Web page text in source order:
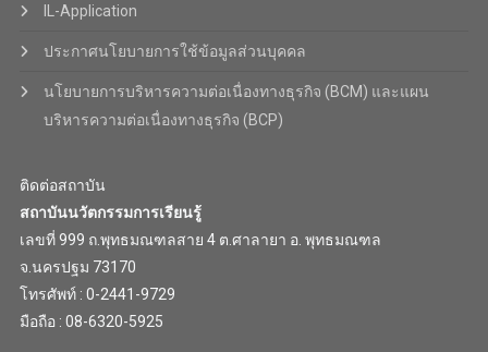
IL-Application
ประกาศนโยบายการใช้ข้อมูลส่วนบุคคล
นโยบายการบริหารความต่อเนื่องทางธุรกิจ (BCM) และแผน
บริหารความต่อเนื่องทางธุรกิจ (BCP)
ติดต่อสถาบัน
สถาบันนวัตกรรมการเรียนรู้
เลขที่ 999 ถ.พุทธมณฑลสาย 4 ต.ศาลายา อ. พุทธมณฑล
จ.นครปฐม 73170
โทรศัพท์ : 0-2441-9729
มือถือ : 08-6320-5925